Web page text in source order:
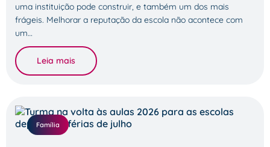
uma instituição pode construir, e também um dos mais
frágeis. Melhorar a reputação da escola não acontece com
um…
Leia mais
Família